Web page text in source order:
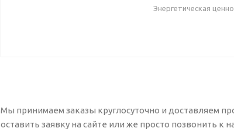
Энергетическая
Мы принимаем заказы круглосуточно и доставляем
оставить заявку на сайте или же просто позвонить к